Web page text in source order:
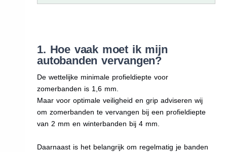
1. Hoe vaak moet ik mijn
autobanden vervangen?
De wettelijke minimale profieldiepte voor
zomerbanden is 1,6 mm.
Maar voor optimale veiligheid en grip adviseren wij
om zomerbanden te vervangen bij een profieldiepte
van 2 mm en winterbanden bij 4 mm.
Daarnaast is het belangrijk om regelmatig je banden